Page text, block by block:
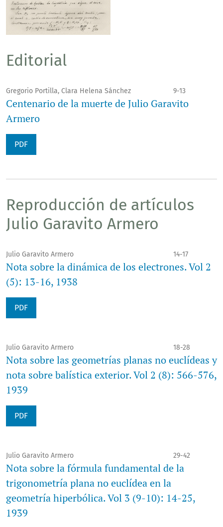
Editorial
Gregorio Portilla, Clara Helena Sánchez 9-13
Centenario de la muerte de Julio Garavito
Armero
PDF
Reproducción de artículos
Julio Garavito Armero
Julio Garavito Armero 14-17
Nota sobre la dinámica de los electrones. Vol 2
(5): 13-16, 1938
PDF
Julio Garavito Armero 18-28
Nota sobre las geometrías planas no euclídeas y
nota sobre balística exterior. Vol 2 (8): 566-576,
1939
PDF
Julio Garavito Armero 29-42
Nota sobre la fórmula fundamental de la
trigonometría plana no euclídea en la
geometría hiperbólica. Vol 3 (9-10): 14-25,
1939